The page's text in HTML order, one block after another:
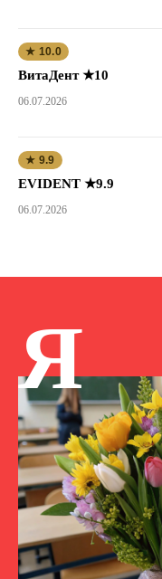
★ 10.0
ВитаДент ★10
06.07.2026
★ 9.9
EVIDENT ★9.9
06.07.2026
Я